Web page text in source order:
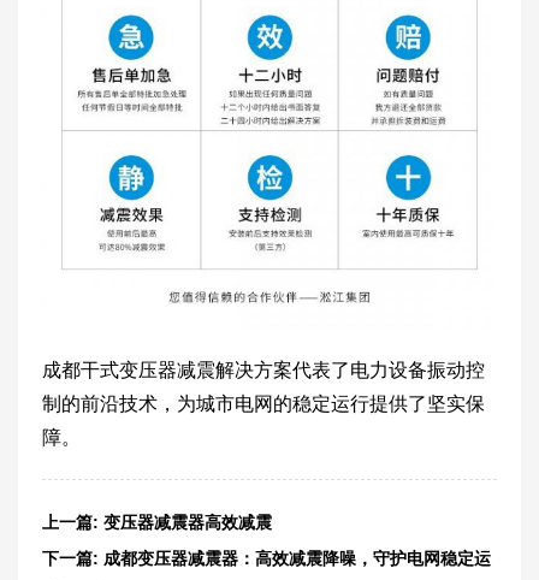
成都干式变压器减震解决方案代表了电力设备振动控
制的前沿技术，为城市电网的稳定运行提供了坚实保
障。
上一篇: 变压器减震器高效减震
下一篇: 成都变压器减震器：高效减震降噪，守护电网稳定运